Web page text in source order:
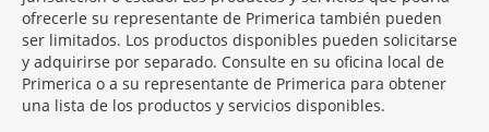
ofrecerle su representante de Primerica también pueden
ser limitados. Los productos disponibles pueden solicitarse
y adquirirse por separado. Consulte en su oficina local de
Primerica o a su representante de Primerica para obtener
una lista de los productos y servicios disponibles.